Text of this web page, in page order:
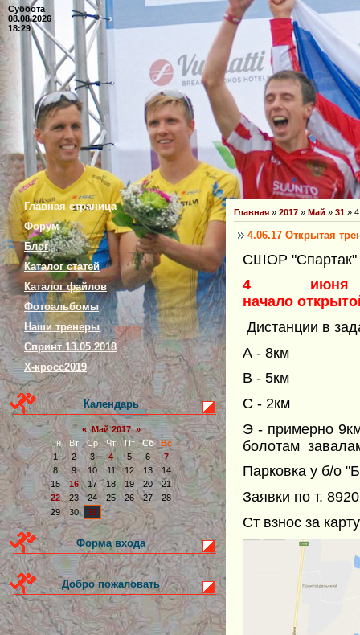
Суббота
08.08.2026
18:29
Главная страница
Форум
Блог
Каталог статей
Каталог файлов
Фотоальбомы
Наши тренеры
Спринт 13.05.2018
Х-кросс2019
Календарь
« Май 2017 »
Пн
Вт Ср Чт Пт Сб
Вс
1
2 3 4 5 6
7
8
9 10 11 12 13
14
15
16 17 18 19 20
21
22
23 24 25 26 27
28
29
30 31
Форма входа
Добро пожаловать
Главная » 2017 » Май » 31 »
4.06.17 Открытая
СШОР "Спартак"
4 июня
начало
Дистанции в
А - 8км
В - 5км
С - 2км
Э - примерно
болотам
Парковка у б/о
Заявки по т.
Ст взнос за